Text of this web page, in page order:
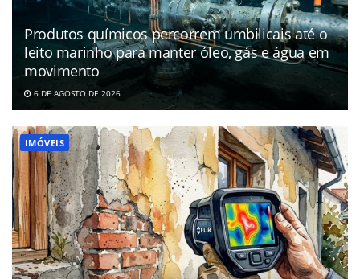
Produtos químicos percorrem umbilicais até o
leito marinho para manter óleo, gás e água em
movimento
6 DE AGOSTO DE 2026
IMÓVEIS